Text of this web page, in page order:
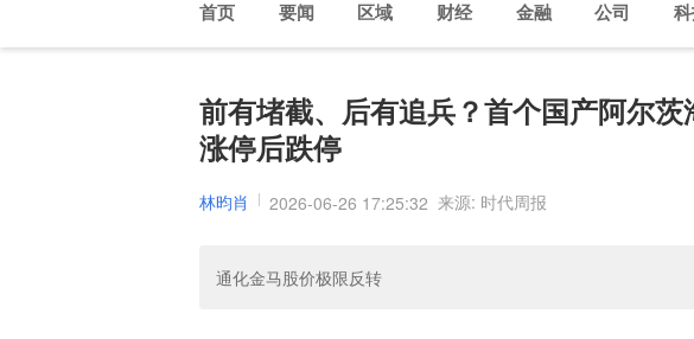
首页 要闻 区域 财经 金融 公司
前有堵截、后有追兵？首个国产阿尔
涨停后跌停
林昀肖 2026-06-26 17:25:32 来源: 时代周报
通化金马股价极限反转